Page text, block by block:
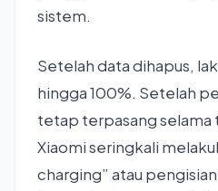
sistem.
Setelah data dihapus,
hingga 100%. Setelah
tetap terpasang selama
Xiaomi seringkali
charging” atau